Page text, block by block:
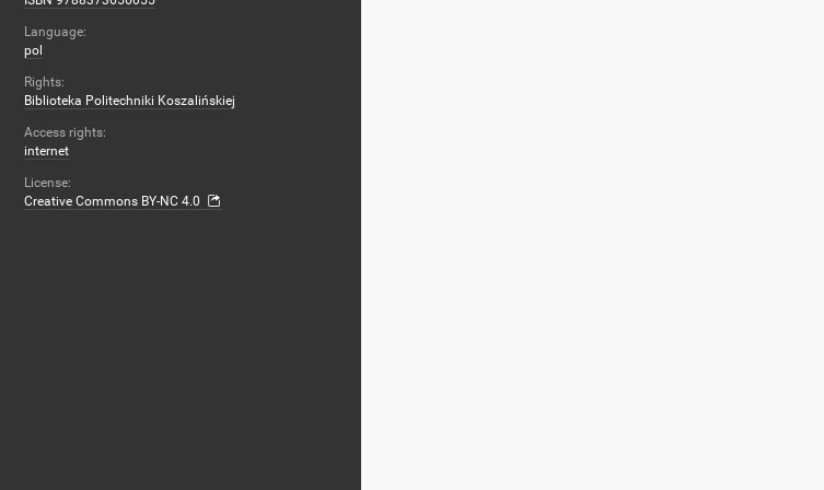
Language:
pol
Rights:
Biblioteka Politechniki Koszalińskiej
Access rights:
internet
License:
Creative Commons BY-NC 4.0